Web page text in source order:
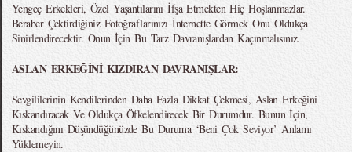
Yengeç Erkekleri, Özel Yaşantılarını İfşa Etmekten Hiç Hoşlanmazlar.
Beraber Çektirdiğiniz Fotoğraflarınızı İnternette Görmek Onu Oldukça
Sinirlendirecektir. Onun İçin Bu Tarz Davranışlardan Kaçınmalısınız.
ASLAN ERKEĞİNİ KIZDIRAN DAVRANIŞLAR:
Sevgililerinin Kendilerinden Daha Fazla Dikkat Çekmesi, Aslan Erkeğini
Kıskandıracak Ve Oldukça Öfkelendirecek Bir Durumdur. Bunun İçin,
Kıskandığını Düşündüğünüzde Bu Duruma ‘Beni Çok Seviyor’ Anlamı
Yüklemeyin.